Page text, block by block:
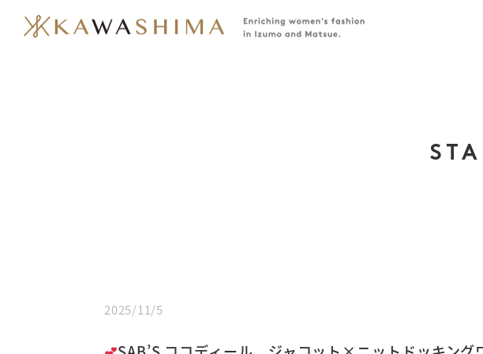
2025/11/5